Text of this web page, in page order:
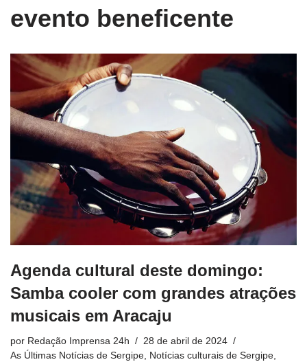
evento beneficente
Agenda cultural deste domingo:
Samba cooler com grandes atrações
musicais em Aracaju
por Redação Imprensa 24h
28 de abril de 2024
As Últimas Notícias de Sergipe
Notícias culturais de Sergipe